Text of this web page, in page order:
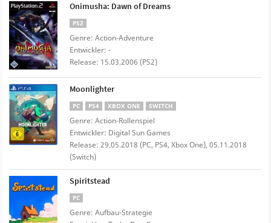
Onimusha: Dawn of Dreams
PS2
Genre: Action-Adventure
Entwickler: -
Release: 15.03.2006 (PS2)
Moonlighter
PC PS4 XBOX ONE SWITCH
Genre: Action-Rollenspiel
Entwickler: Digital Sun Games
Release: 29.05.2018 (PC, PS4, Xbox One), 05.11.2018
(Switch)
Spiritstead
PC
Genre: Aufbau-Strategie